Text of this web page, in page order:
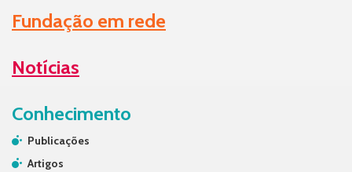
Fundação em rede
Notícias
Conhecimento
Publicações
Artigos